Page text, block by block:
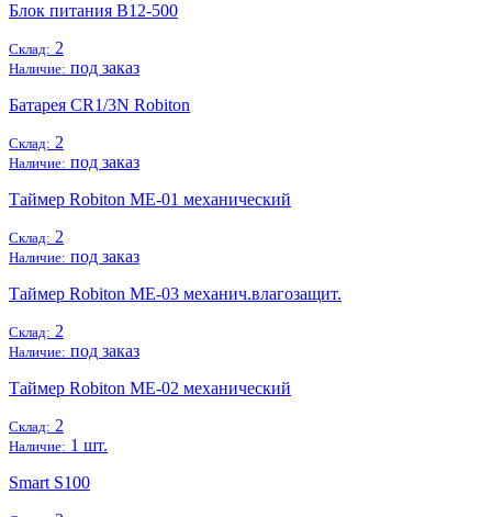
Блок питания B12-500
Склад: 2
Наличие: под заказ
Батарея CR1/3N Robiton
Склад: 2
Наличие: под заказ
Таймер Robiton ME-01 механический
Склад: 2
Наличие: под заказ
Таймер Robiton ME-03 механич.влагозащит.
Склад: 2
Наличие: под заказ
Таймер Robiton ME-02 механический
Склад: 2
Наличие: 1 шт.
Smart S100